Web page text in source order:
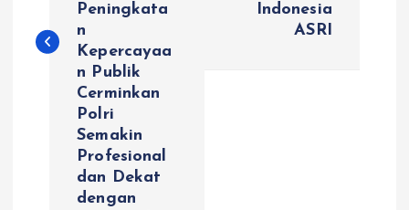
g
Peningkata
n
Kepercayaa
n Publik
Cerminkan
Polri
Semakin
Profesional
dan Dekat
dengan
Indonesia
ASRI